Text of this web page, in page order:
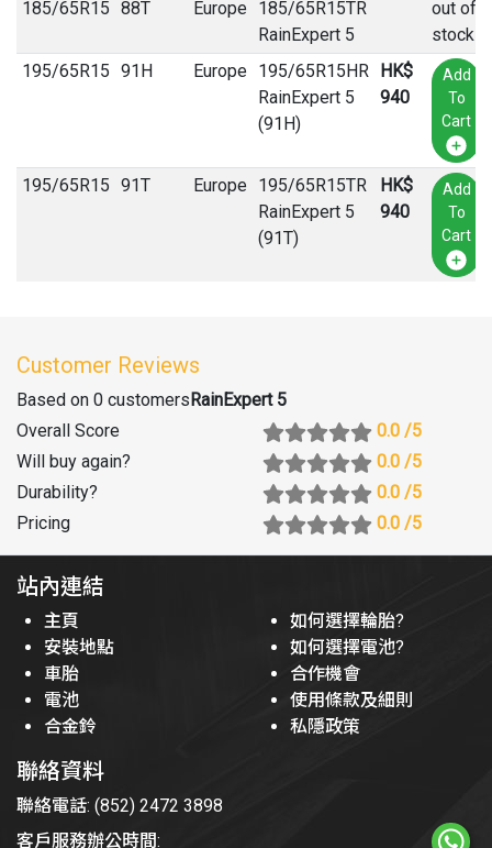
185/65R15 88T Europe
185/65R15TR
RainExpert 5
out of
stock
195/65R15 91H Europe 195/65R15HR
RainExpert 5
(91H)
HK$
940
Add
To
Cart
195/65R15 91T Europe
195/65R15TR
RainExpert 5
(91T)
HK$
940
Add
To
Cart
Customer Reviews
Based on 0 customersRainExpert 5
Overall Score
0.0 /5
Will buy again? 0.0 /5
Durability? 0.0 /5
Pricing
0.0 /5
站內連結
主頁
安裝地點
車胎
電池
合金鈴
如何選擇輪胎?
如何選擇電池?
合作機會
使用條款及細則
私隱政策
聯絡資料
聯絡電話: (852) 2472 3898
客戶服務辦公時間: